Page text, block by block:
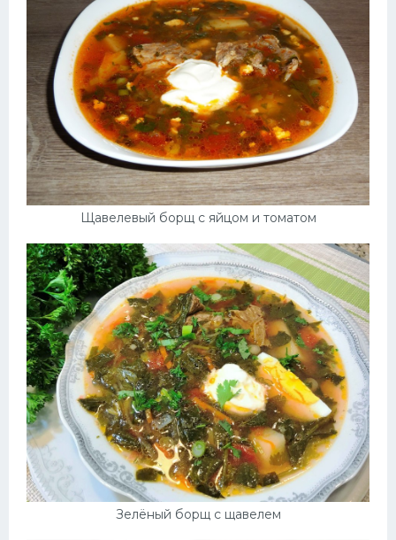
Щавелевый борщ с яйцом и томатом
Зелёный борщ с щавелем